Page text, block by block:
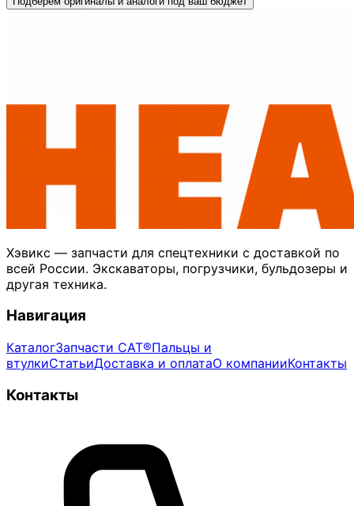
Хэвикс — запчасти для спецтехники с доставкой по
всей России. Экскаваторы, погрузчики, бульдозеры и
другая техника.
Навигация
КаталогЗапчасти CAT®Пальцы и
втулкиСтатьиДоставка и оплатаО компанииКонтакты
Контакты